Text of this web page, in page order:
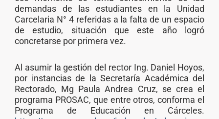
demandas de las estudiantes en la Unidad
Carcelaria N° 4 referidas a la falta de un espacio
de estudio, situación que este año logró
concretarse por primera vez.
Al asumir la gestión del rector Ing. Daniel Hoyos,
por instancias de la Secretaría Académica del
Rectorado, Mg Paula Andrea Cruz, se crea el
programa PROSAC, que entre otros, conforma el
Programa de Educación en Cárceles.